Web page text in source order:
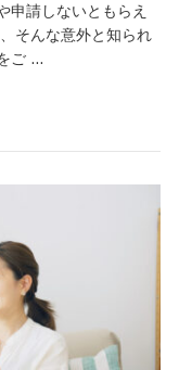
申請しないともらえ
そんな意外と知られ
ご …